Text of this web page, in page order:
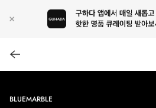
BLUEMARBLE